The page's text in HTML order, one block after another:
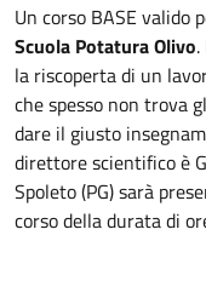
Un corso BASE valido
Scuola Potatura Olivo
la riscoperta di un
che spesso non trova
dare il giusto
direttore scientifico è
Spoleto (PG) sarà
corso della durata di